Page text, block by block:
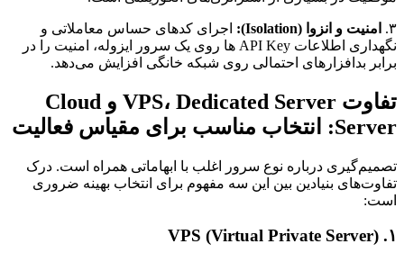
۳. امنیت و انزوا (Isolation):
اجرای کدهای حساس معاملاتی و
نگهداری اطلاعات API Key ها روی یک سرور ایزوله، امنیت را در
برابر بدافزارهای احتمالی روی شبکه خانگی افزایش می‌دهد.
تفاوت VPS، Dedicated Server و Cloud
Server: انتخاب مناسب برای مقیاس فعالیت
تصمیم‌گیری درباره نوع سرور اغلب با ابهاماتی همراه است. درک
تفاوت‌های بنیادین بین این سه مفهوم برای انتخاب بهینه ضروری
است:
۱. VPS (Virtual Private Server)